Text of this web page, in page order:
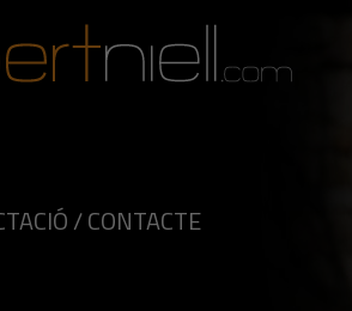
/ CONTACTE